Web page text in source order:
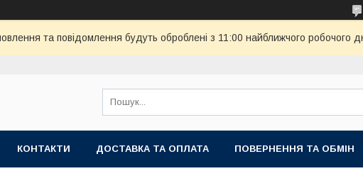
та повідомлення будуть оброблені з 11:00 найближчого робочого
КОНТАКТИ ДОСТАВКА ТА ОПЛАТА ПОВЕРНЕННЯ ТА ОБМІН